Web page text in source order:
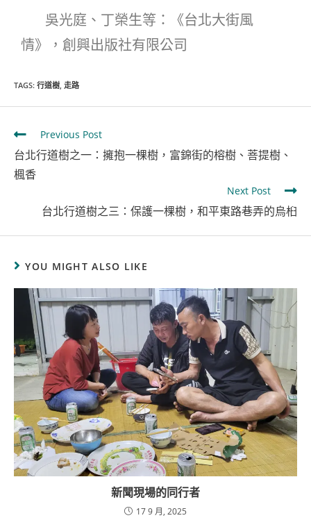
吳光庭、丁榮生等：《台北大街風
情》，創興出版社有限公司
TAGS: 行道樹 走路
Previous Post
台北行道樹之一：擁抱一棵樹，富錦街的榕樹、菩提樹、
楓香
Next Post
台北行道樹之三：保護一棵樹，和平東路巷弄的烏桕
YOU MIGHT ALSO LIKE
新聞現場的同行者
17 9 月, 2025